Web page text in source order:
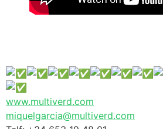
www.multiverd.com
miquelgarcia@multiverd.com